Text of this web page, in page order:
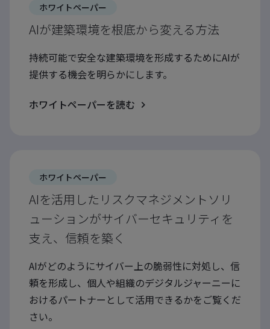
ホワイトペーパー
AIが建築環境を根底から変える方法
持続可能で安全な建築環境を形成するためにAIが
提供する機会を明らかにします。
ホワイトペーパーを読む
ホワイトペーパー
AIを活用したリスクマネジメントソリ
ューションがサイバーセキュリティを
支え、信頼を築く
AIがどのようにサイバー上の脆弱性に対処し、信
頼を形成し、個人や組織のデジタルジャーニーに
おけるパートナーとして活用できるかをご覧くだ
さい。